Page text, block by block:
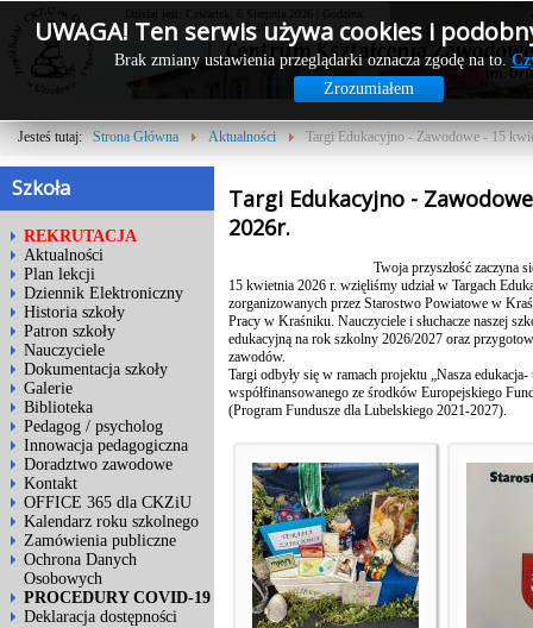
UWAGA! Ten serwis używa cookies i
Brak zmiany ustawienia przeglądarki oznacza zgodę na to.
Zrozumiałem
Dzisiaj jest: Czwartek, 6 Sierpnia 2026 | Godzina:
23:48:20
Jesteś tutaj: Strona Główna Aktualności Targi Edukacyjno - Zawodowe - 15
Szkoła
REKRUTACJA
Aktualności
Plan lekcji
Dziennik Elektroniczny
Historia szkoły
Patron szkoły
Nauczyciele
Dokumentacja szkoły
Galerie
Biblioteka
Pedagog / psycholog
Innowacja pedagogiczna
Doradztwo zawodowe
Kontakt
OFFICE 365 dla CKZiU
Kalendarz roku szkolnego
Zamówienia publiczne
Ochrona Danych
Osobowych
PROCEDURY COVID-19
Deklaracja dostępności
Targi Edukacyjno -
2026r.
Twoja przyszłość zaczyna
15 kwietnia 2026 r. wzięliśmy udział w Targach
zorganizowanych przez Starostwo Powiatowe w
Pracy w Kraśniku. Nauczyciele i słuchacze naszej
edukacyjną na rok szkolny 2026/2027 oraz
zawodów.
Targi odbyły się w ramach projektu „Nasza
współfinansowanego ze środków Europejskiego
(Program Fundusze dla Lubelskiego 2021-2027).